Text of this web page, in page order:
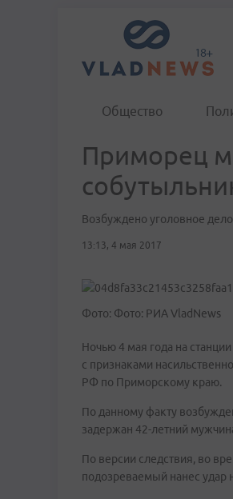
Общество
Приморец
Возбуждено уголовное дело
13:13, 4 мая 2017
Фото: Фото: РИА VladNews
Ночью 4 мая года на
с признаками
РФ по Приморскому краю.
По данному факту
задержан 42-летний
По версии следствия, во
подозреваемый нанес удар